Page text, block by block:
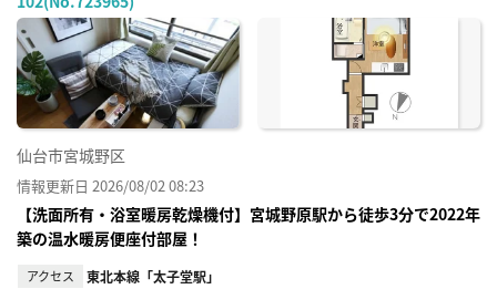
に入
仙台市宮城野区
情報更新日 2026/08/02 08:23
【洗面所有・浴室暖房乾燥機付】宮城野原駅から徒歩3分で2022年
築の温水暖房便座付部屋！
アクセス 東北本線「太子堂駅」